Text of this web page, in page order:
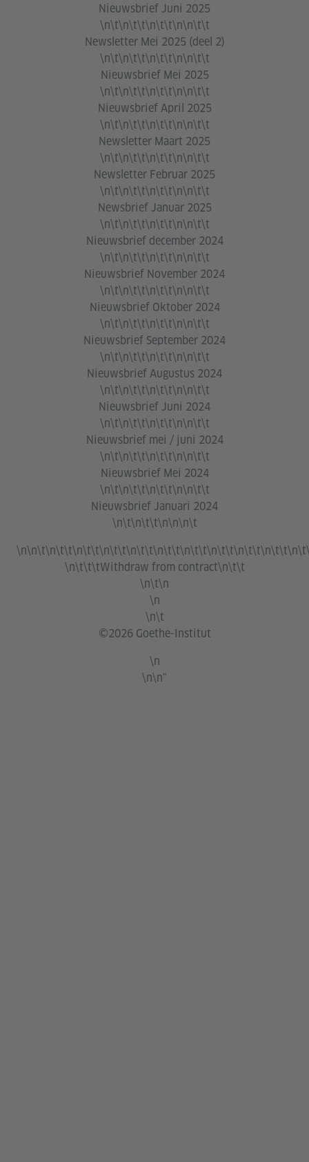
Nieuwsbrief Juni 2025
\n\t\n\t\t\n\t\t\n\n\t\t
Newsletter Mei 2025 (deel 2)
\n\t\n\t\t\n\t\t\n\n\t\t
Nieuwsbrief Mei 2025
\n\t\n\t\t\n\t\t\n\n\t\t
Nieuwsbrief April 2025
\n\t\n\t\t\n\t\t\n\n\t\t
Newsletter Maart 2025
\n\t\n\t\t\n\t\t\n\n\t\t
Newsletter Februar 2025
\n\t\n\t\t\n\t\t\n\n\t\t
Newsbrief Januar 2025
\n\t\n\t\t\n\t\t\n\n\t\t
Nieuwsbrief december 2024
\n\t\n\t\t\n\t\t\n\n\t\t
Nieuwsbrief November 2024
\n\t\n\t\t\n\t\t\n\n\t\t
Nieuwsbrief Oktober 2024
\n\t\n\t\t\n\t\t\n\n\t\t
Nieuwsbrief September 2024
\n\t\n\t\t\n\t\t\n\n\t\t
Nieuwsbrief Augustus 2024
\n\t\n\t\t\n\t\t\n\n\t\t
Nieuwsbrief Juni 2024
\n\t\n\t\t\n\t\t\n\n\t\t
Nieuwsbrief mei / juni 2024
\n\t\n\t\t\n\t\t\n\n\t\t
Nieuwsbrief Mei 2024
\n\t\n\t\t\n\t\t\n\n\t\t
Nieuwsbrief Januari 2024
\n\t\n\t\t\n\n\n\t
\n\t\t\tWithdraw from contract\n\t\t
\n\t\n
\n
\n\t
©2026 Goethe-Institut
\n
\n\n"